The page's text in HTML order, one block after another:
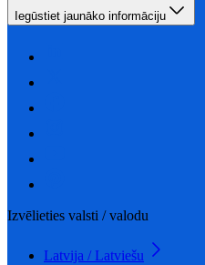
Iegūstiet jaunāko informāciju
Izvēlieties valsti / valodu
Latvija / Latviešu